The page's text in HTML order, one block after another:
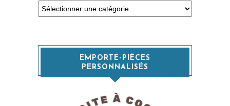
Catégories
EMPORTE-PIÈCES
PERSONNALISÉS